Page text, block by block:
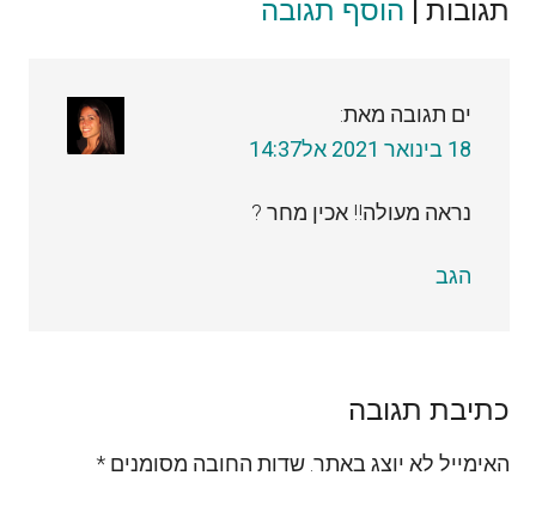
Reader
תגובות | הוסף תגובה
ים תגובה מאת:
18 בינואר 2021 אל14:37
נראה מעולה!! אכין מחר ?
הגב
כתיבת תגובה
האימייל לא יוצג באתר. שדות החובה מסומנים*